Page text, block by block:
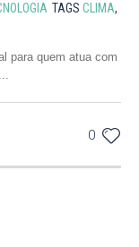
TAGS CLIMA,
para quem atua com
0